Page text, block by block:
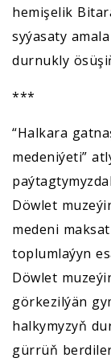
hemişelik
syýasaty
durnukly
***
“Halkara
medeniýeti”
Döwlet
medeni
toplumlaýyn
Döwlet
görkezilýän
halkymyzyň
gürrüň